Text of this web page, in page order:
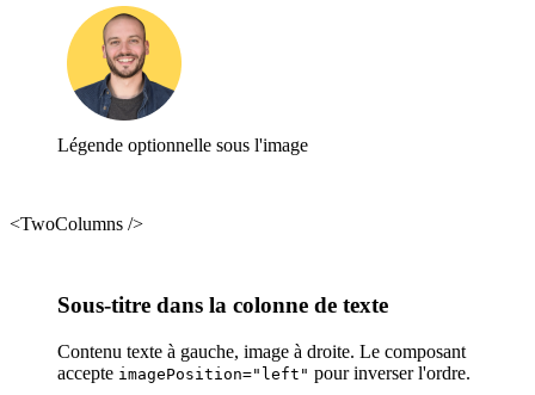
Légende optionnelle sous l'image
<TwoColumns />
Sous-titre dans la colonne de texte
Contenu texte à gauche, image à droite. Le composant
accepte imagePosition="left" pour inverser l'ordre.